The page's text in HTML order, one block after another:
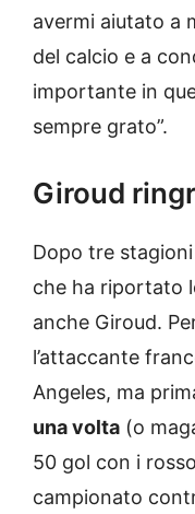
avermi aiutato a
del calcio e a
importante in
sempre grato”.
Giroud
Dopo tre
che ha riportato
anche Giroud.
l’attaccante
Angeles, ma
una volta (o
50 gol con i
campionato